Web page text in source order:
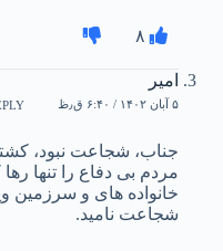
۸
امیر
۵ آبان ۱۴۰۲ / ۶:۴۰ ق٫ظ
جناب، شجاعت نبود،
مردم بی دفاع را تنها
خانواده های و سرزمین
شجاعت نامید.